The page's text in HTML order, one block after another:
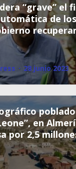
“grave” el
de
· 28 junio 2023
en
por 2,5